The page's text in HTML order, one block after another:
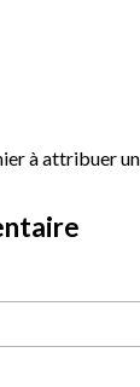
à attribuer